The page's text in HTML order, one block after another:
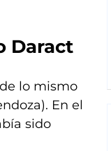
Daract
lo mismo
En el
sido